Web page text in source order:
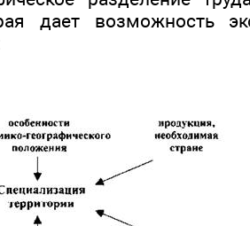
дает возможность